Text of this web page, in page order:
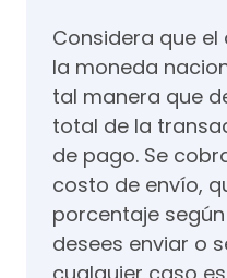
Considera que
la moneda
tal manera que
total de la
de pago. Se
costo de envío,
porcentaje
desees enviar o